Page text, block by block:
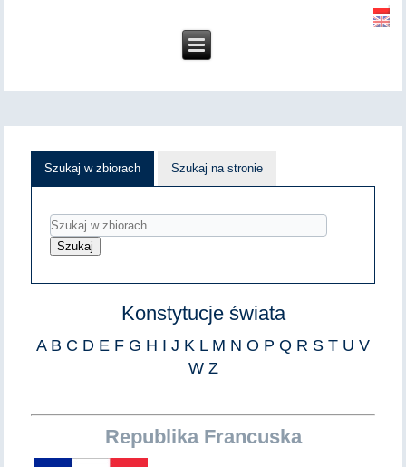
Szukaj w zbiorach Szukaj na stronie
Konstytucje świata
A B C D E F G H I J K L M N O P Q R S T U V
W Z
Republika Francuska